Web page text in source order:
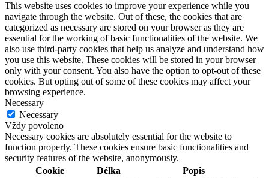
This website uses cookies to improve your experience while you
navigate through the website. Out of these, the cookies that are
categorized as necessary are stored on your browser as they are
essential for the working of basic functionalities of the website. We
also use third-party cookies that help us analyze and understand how
you use this website. These cookies will be stored in your browser
only with your consent. You also have the option to opt-out of these
cookies. But opting out of some of these cookies may affect your
browsing experience.
Necessary
Necessary
Vždy povoleno
Necessary cookies are absolutely essential for the website to
function properly. These cookies ensure basic functionalities and
security features of the website, anonymously.
Cookie
Délka Popis